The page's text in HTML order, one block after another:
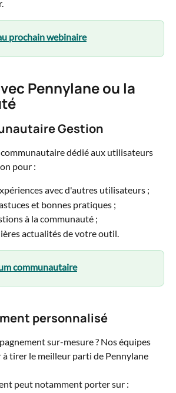
prochain webinaire
Pennylane ou la
Gestion
dédié aux utilisateurs
pour :
avec d'autres utilisateurs ;
et bonnes pratiques ;
à la communauté ;
actualités de votre outil.
communautaire
personnalisé
sur-mesure ? Nos équipes
tirer le meilleur parti de Pennylane
peut notamment porter sur :